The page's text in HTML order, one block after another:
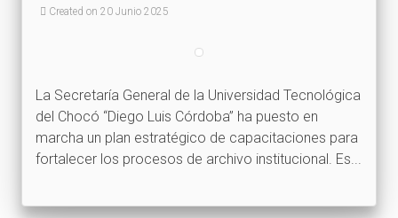
Created on 20 Junio 2025
La Secretaría General de la Universidad Tecnológica
del Chocó “Diego Luis Córdoba” ha puesto en
marcha un plan estratégico de capacitaciones para
fortalecer los procesos de archivo institucional. Es...